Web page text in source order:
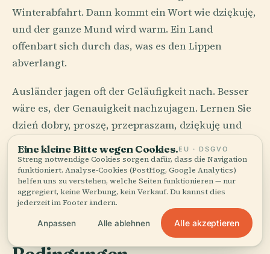
Winterabfahrt. Dann kommt ein Wort wie dziękuję,
und der ganze Mund wird warm. Ein Land
offenbart sich durch das, was es den Lippen
abverlangt.
Ausländer jagen oft der Geläufigkeit nach. Besser
wäre es, der Genauigkeit nachzujagen. Lernen Sie
dzień dobry, proszę, przepraszam, dziękuję und
die ehrenvolle Distanz von Pan und Pani. Polen
verlangt keine verbale Verführung. Es respektiert
denjenigen, der grammatikalisch korrekt gekleidet
erscheint.
Der Tisch bestimmt die
Eine kleine Bitte wegen Cookies.EU · DSGVO
Streng notwendige Cookies sorgen dafür, dass die Navigation
funktioniert. Analyse-Cookies (PostHog, Google Analytics)
helfen uns zu verstehen, welche Seiten funktionieren — nur
aggregiert, keine Werbung, kein Verkauf. Du kannst dies
jederzeit im Footer ändern.
Anpassen Alle ablehnen Alle akzeptieren